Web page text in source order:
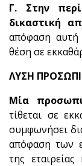
Γ.
Στην
δικαστική
απόφαση αυτή
θέση σε
ΛΥΣΗ
Μία
τίθεται σε
συμφωνήσει
απόφαση των
της